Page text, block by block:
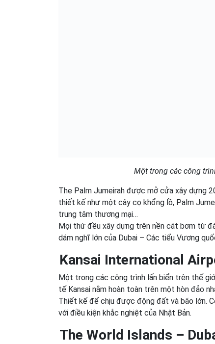
Một trong các công
The Palm Jumeirah được mở cửa xây dựng
thiết kế như một cây cọ khổng lồ, Palm
trung tâm thương mại…
Mọi thứ đều xây dựng trên nền cát bơm từ
dám nghĩ lớn của Dubai – Các tiểu Vương
Kansai International
Một trong các công trình lấn biển trên thế
tế Kansai nằm hoàn toàn trên một hòn đảo
Thiết kế để chịu được động đất và bão lớn.
với điều kiện khắc nghiệt của Nhật Bản.
The World Islands –